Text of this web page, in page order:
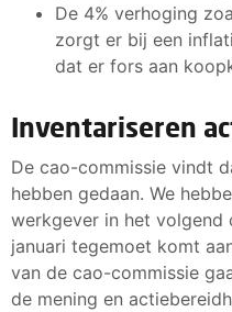
De 4% verhoging
zorgt er bij een
dat er fors aan
Inventariseren
De cao-commissie vindt
hebben gedaan. We
werkgever in het
januari tegemoet komt
van de cao-commissie
de mening en